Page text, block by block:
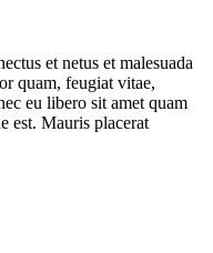
et netus et malesuada
quam, feugiat vitae,
eu libero sit amet quam
est. Mauris placerat